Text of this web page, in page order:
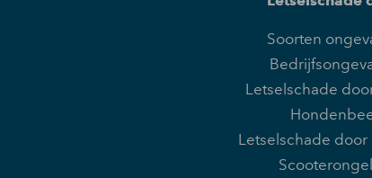
Soorten
Letselschade
Letselschade door